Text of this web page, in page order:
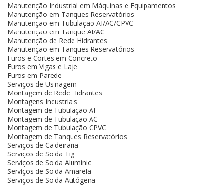
Manutenção Industrial em Máquinas e Equipamentos
Manutenção em Tanques Reservatórios
Manutenção em Tubulação AI/AC/CPVC
Manutenção em Tanque AI/AC
Manutenção de Rede Hidrantes
Manutenção em Tanques Reservatórios
Furos e Cortes em Concreto
Furos em Vigas e Laje
Furos em Parede
Serviços de Usinagem
Montagem de Rede Hidrantes
Montagens Industriais
Montagem de Tubulação AI
Montagem de Tubulação AC
Montagem de Tubulação CPVC
Montagem de Tanques Reservatórios
Serviços de Caldeiraria
Serviços de Solda Tig
Serviços de Solda Alumínio
Serviços de Solda Amarela
Serviços de Solda Autógena